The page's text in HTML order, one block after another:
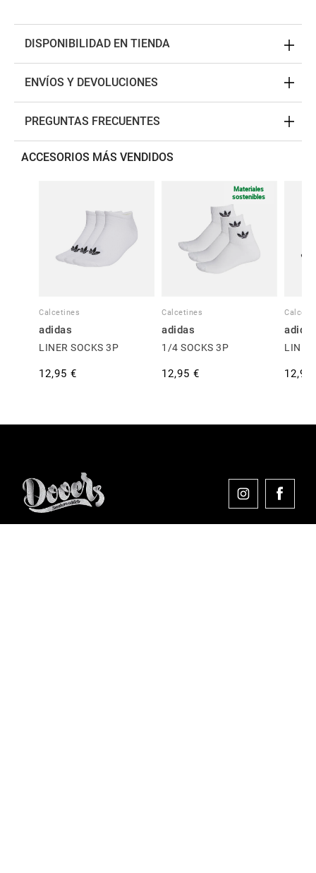
DISPONIBILIDAD EN TIENDA
ENVÍOS Y DEVOLUCIONES
PREGUNTAS FRECUENTES
ACCESORIOS MÁS VENDIDOS
Calcetines
adidas
LINER SOCKS 3P
12,95 €
Materiales
sostenibles
Calcetines
adidas
1/4 SOCKS 3P
12,95 €
LINER
12,95